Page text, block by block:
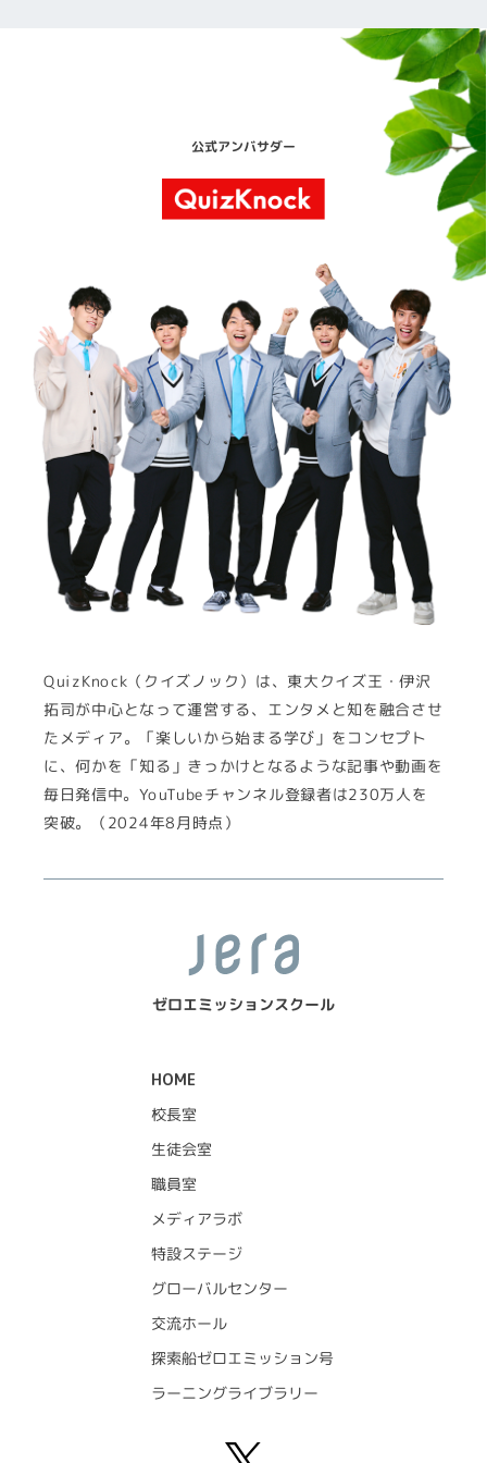
公式アンバサダー
QuizKnock（クイズノック）は、東大クイズ王・伊沢
拓司が中心となって運営する、エンタメと知を融合させ
たメディア。「楽しいから始まる学び」をコンセプト
に、何かを「知る」きっかけとなるような記事や動画を
毎日発信中。YouTubeチャンネル登録者は230万人を
突破。（2024年8月時点）
ゼロエミッションスクール
HOME
校長室
生徒会室
職員室
メディアラボ
特設ステージ
グローバルセンター
交流ホール
探索船ゼロエミッション号
ラーニングライブラリー